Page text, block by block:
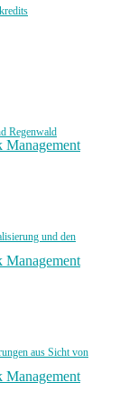
Regenwald
Management
und den
Management
aus Sicht von
Management